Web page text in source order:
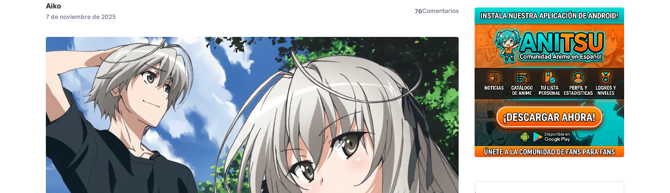
Aiko
7 de noviembre de 2025
76Comentarios